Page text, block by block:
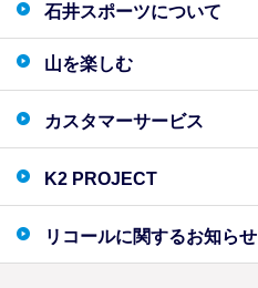
石井スポーツについて
山を楽しむ
カスタマーサービス
K2 PROJECT
リコールに関するお知らせ